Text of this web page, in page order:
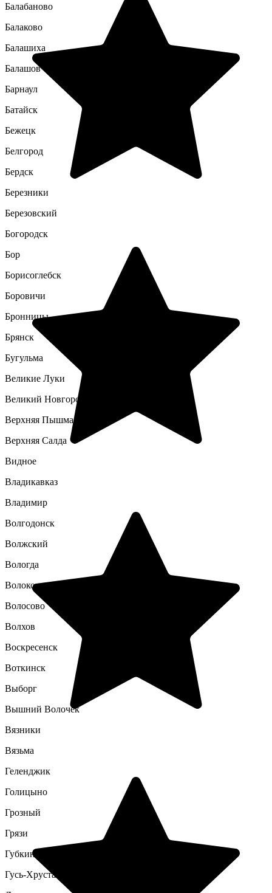
Балабаново
Балаково
Балашиха
Балашов
Барнаул
Батайск
Бежецк
Белгород
Бердск
Березники
Березовский
Богородск
Бор
Борисоглебск
Боровичи
Бронницы
Брянск
Бугульма
Великие Луки
Великий Новгород
Верхняя Пышма
Верхняя Салда
Видное
Владикавказ
Владимир
Волгодонск
Волжский
Вологда
Волоколамск
Волосово
Волхов
Воскресенск
Воткинск
Выборг
Вышний Волочек
Вязники
Вязьма
Геленджик
Голицыно
Грозный
Грязи
Губкин
Гусь-Хрустальный